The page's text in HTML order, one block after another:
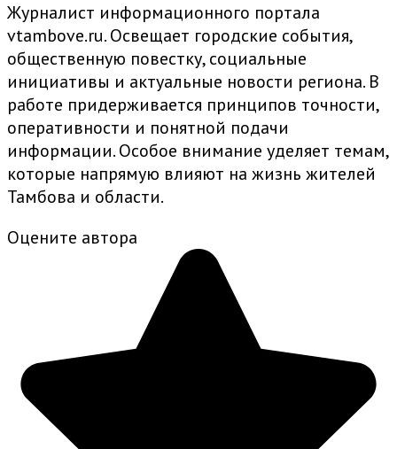
Журналист информационного портала
vtambove.ru. Освещает городские события,
общественную повестку, социальные
инициативы и актуальные новости региона. В
работе придерживается принципов точности,
оперативности и понятной подачи
информации. Особое внимание уделяет темам,
которые напрямую влияют на жизнь жителей
Тамбова и области.
Оцените автора